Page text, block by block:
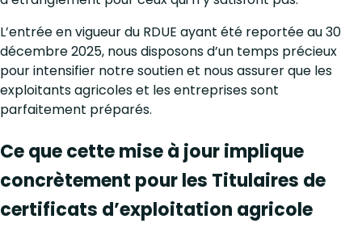
L’entrée en vigueur du RDUE ayant été reportée au 30
décembre 2025, nous disposons d’un temps précieux
pour intensifier notre soutien et nous assurer que les
exploitants agricoles et les entreprises sont
parfaitement préparés.
Ce que cette mise à jour implique
concrètement pour les Titulaires de
certificats d’exploitation agricole